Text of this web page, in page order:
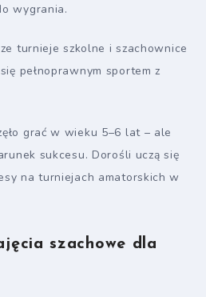
wygrania.
turnieje szkolne i szachownice
pełnoprawnym sportem z
grać w wieku 5–6 lat – ale
sukcesu. Dorośli uczą się
na turniejach amatorskich w
szachowe dla